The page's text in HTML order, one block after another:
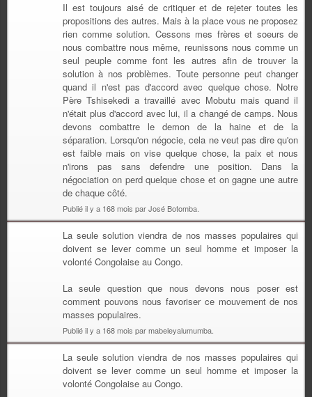
Il est toujours aisé de critiquer et de rejeter toutes les
propositions des autres. Mais à la place vous ne proposez
rien comme solution. Cessons mes frères et soeurs de
nous combattre nous même, reunissons nous comme un
seul peuple comme font les autres afin de trouver la
solution à nos problèmes. Toute personne peut changer
quand il n'est pas d'accord avec quelque chose. Notre
Père Tshisekedi a travaillé avec Mobutu mais quand il
n'était plus d'accord avec lui, il a changé de camps. Nous
devons combattre le demon de la haine et de la
séparation. Lorsqu'on négocie, cela ne veut pas dire qu'on
est faible mais on vise quelque chose, la paix et nous
n'irons pas sans defendre une position. Dans la
négociation on perd quelque chose et on gagne une autre
de chaque côté.
Publié il y a 168 mois par José Botomba.
La seule solution viendra de nos masses populaires qui
doivent se lever comme un seul homme et imposer la
volonté Congolaise au Congo.
La seule question que nous devons nous poser est
comment pouvons nous favoriser ce mouvement de nos
masses populaires.
Publié il y a 168 mois par mabeleyalumumba.
La seule solution viendra de nos masses populaires qui
doivent se lever comme un seul homme et imposer la
volonté Congolaise au Congo.